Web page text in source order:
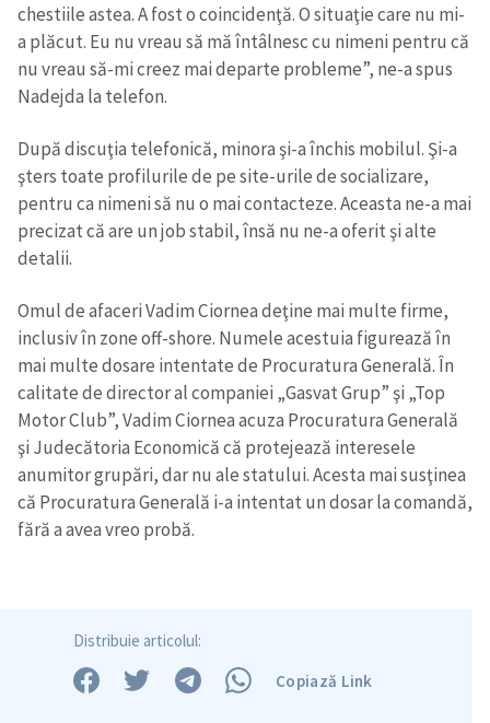
chestiile astea. A fost o coincidenţă. O situaţie care nu mi-
a plăcut. Eu nu vreau să mă întâlnesc cu nimeni pentru că
nu vreau să-mi creez mai departe probleme”, ne-a spus
Nadejda la telefon.
După discuţia telefonică, minora şi-a închis mobilul. Şi-a
şters toate profilurile de pe site-urile de socializare,
pentru ca nimeni să nu o mai contacteze. Aceasta ne-a mai
precizat că are un job stabil, însă nu ne-a oferit şi alte
detalii.
Omul de afaceri Vadim Ciornea deţine mai multe firme,
inclusiv în zone off-shore. Numele acestuia figurează în
mai multe dosare intentate de Procuratura Generală. În
calitate de director al companiei „Gasvat Grup” şi „Top
Motor Club”, Vadim Ciornea acuza Procuratura Generală
şi Judecătoria Economică că protejează interesele
anumitor grupări, dar nu ale statului. Acesta mai susţinea
că Procuratura Generală i-a intentat un dosar la comandă,
fără a avea vreo probă.
Distribuie articolul:
Copiază Link
ȘTIREA MEA
Titlu știre
+ Adaugă titlu
Fotografie
+ Încarcă imagine
Link media+ Link media
Mesajul știrei
+ Mesajul știrei